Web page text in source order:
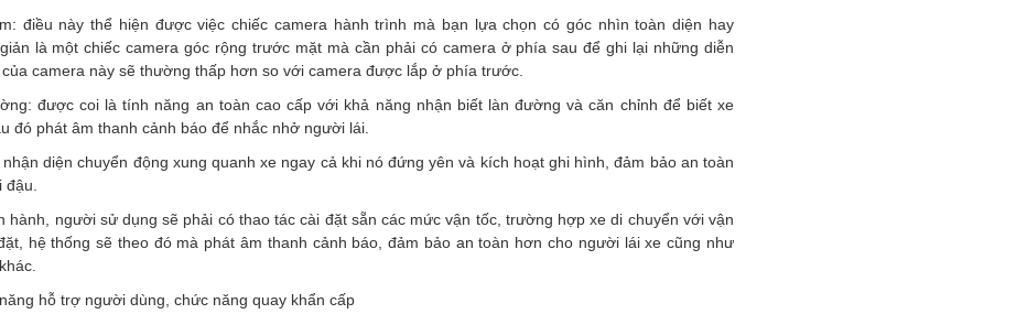
điều này thể hiện được việc chiếc camera hành trình mà bạn lựa chọn có góc nhìn toàn diện hay
là một chiếc camera góc rộng trước mặt mà cần phải có camera ở phía sau để ghi lại những diễn
camera này sẽ thường thấp hơn so với camera được lắp ở phía trước.
được coi là tính năng an toàn cao cấp với khả năng nhận biết làn đường và căn chỉnh để biết xe
đó phát âm thanh cảnh báo để nhắc nhở người lái.
diện chuyển động xung quanh xe ngay cả khi nó đứng yên và kích hoạt ghi hình, đảm bảo an toàn
hành, người sử dụng sẽ phải có thao tác cài đặt sẵn các mức vận tốc, trường hợp xe di chuyển với vận
hệ thống sẽ theo đó mà phát âm thanh cảnh báo, đảm bảo an toàn hơn cho người lái xe cũng như
hỗ trợ người dùng, chức năng quay khẩn cấp